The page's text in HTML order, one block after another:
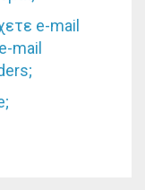
e-mail
mail